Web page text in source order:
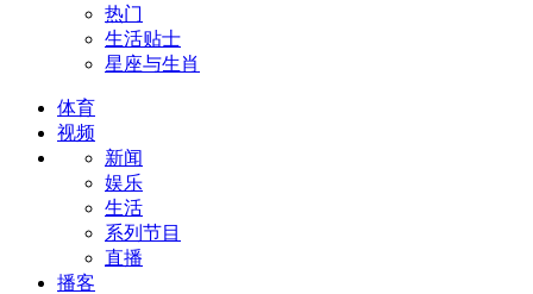
热门
生活贴士
星座与生肖
体育
视频
新闻
娱乐
生活
系列节目
直播
播客